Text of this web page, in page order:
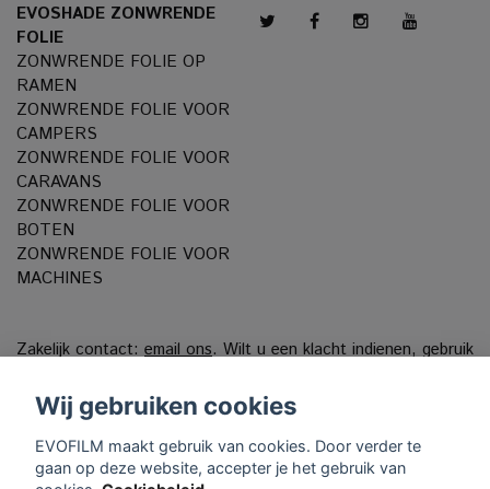
EVOSHADE ZONWRENDE
FOLIE
ZONWRENDE FOLIE OP
RAMEN
ZONWRENDE FOLIE VOOR
CAMPERS
ZONWRENDE FOLIE VOOR
CARAVANS
ZONWRENDE FOLIE VOOR
BOTEN
ZONWRENDE FOLIE VOOR
MACHINES
Zakelijk contact: email ons. Wilt u een klacht indienen, gebruik
VAT reg. 556808-9659 EVO International AB, Norra
Ljunggatan 16, 252 28 Helsingborg, Sweden.
Wij gebruiken cookies
EVOFILM maakt gebruik van cookies. Door verder te
gaan op deze website, accepter je het gebruik van